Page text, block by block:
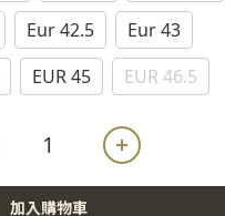
Eur 42.5
Eur 43
EUR 45 EUR 46.5
加入購物車